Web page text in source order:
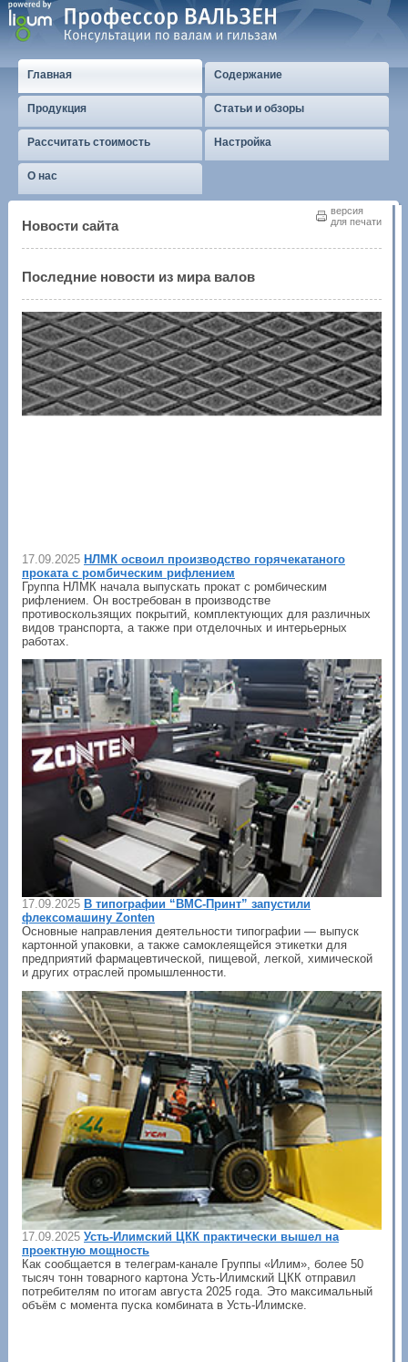
Главная Содержание
Продукция Статьи и обзоры
Рассчитать стоимость Настройка
О нас
версия
для печати
Новости сайта
Последние новости из мира валов
17.09.2025 НЛМК освоил производство горячекатаного
проката с ромбическим рифлением
Группа НЛМК начала выпускать прокат с ромбическим
рифлением. Он востребован в производстве
противоскользящих покрытий, комплектующих для различных
видов транспорта, а также при отделочных и интерьерных
работах.
17.09.2025 В типографии “ВМС-Принт” запустили
флексомашину Zonten
Основные направления деятельности типографии — выпуск
картонной упаковки, а также самоклеящейся этикетки для
предприятий фармацевтической, пищевой, легкой, химической
и других отраслей промышленности.
17.09.2025 Усть-Илимский ЦКК практически вышел на
проектную мощность
Как сообщается в телеграм-канале Группы «Илим», более 50
тысяч тонн товарного картона Усть-Илимский ЦКК отправил
потребителям по итогам августа 2025 года. Это максимальный
объём с момента пуска комбината в Усть-Илимске.